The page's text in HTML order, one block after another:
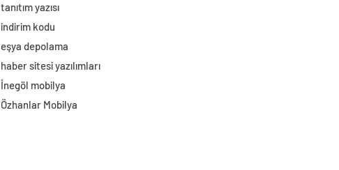
tanıtım yazısı
indirim kodu
eşya depolama
haber sitesi yazılımları
İnegöl mobilya
Özhanlar Mobilya